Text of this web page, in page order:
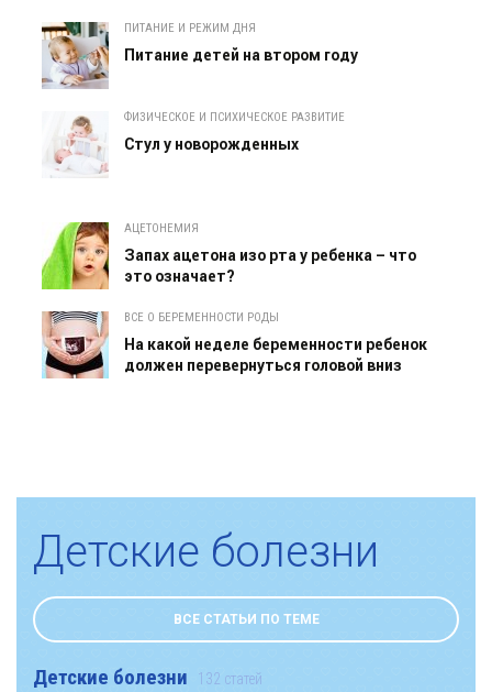
ПИТАНИЕ И РЕЖИМ ДНЯ
Питание детей на втором году
ФИЗИЧЕСКОЕ И ПСИХИЧЕСКОЕ РАЗВИТИЕ
Cтул у новорожденных
АЦЕТОНЕМИЯ
Запах ацетона изо рта у ребенка – что
это означает?
ВСЕ О БЕРЕМЕННОСТИ РОДЫ
На какой неделе беременности ребенок
должен перевернуться головой вниз
Детские болезни
ВСЕ СТАТЬИ ПО ТЕМЕ
Детские болезни 132 статей